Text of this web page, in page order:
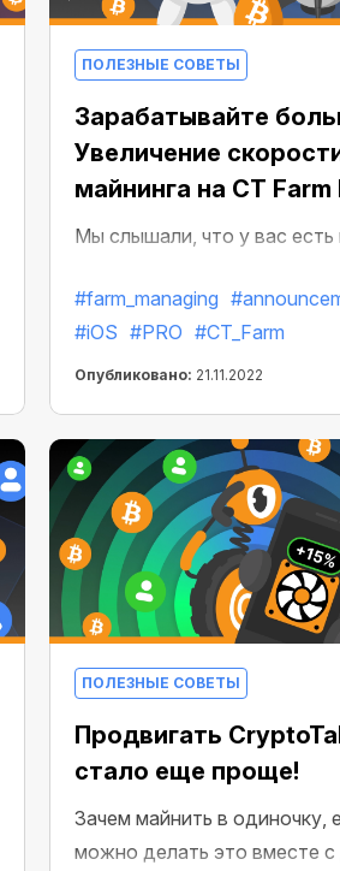
ПОЛЕЗНЫЕ СОВЕТЫ
Зарабатывайте
Увеличение
майнинга на CT Farm
Мы слышали, что у вас есть
нас тоже есть планы —
тарифные планы для
sВоркеров с увеличенной
Farm PRO на iOS. Вот так
#farm_managing
#iOS #PRO #CT_Farm
Опубликовано: 21.11.2022
ПОЛЕЗНЫЕ СОВЕТЫ
Продвигать
стало еще проще!
Зачем майнить в одиночку,
можно делать это вместе с